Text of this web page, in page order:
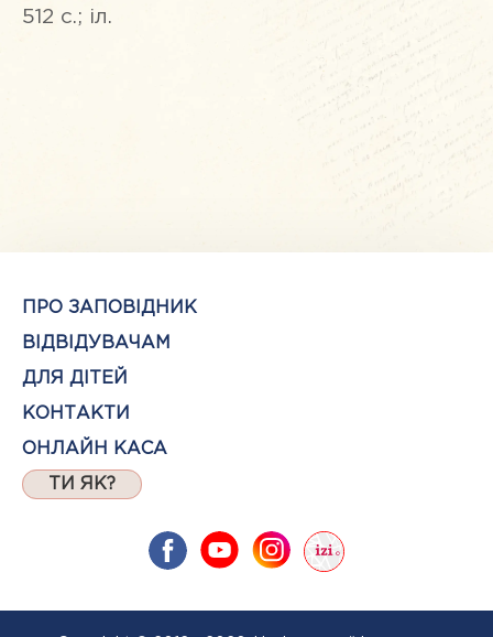
512 с.; іл.
ПРО ЗАПОВІДНИК
ВІДВІДУВАЧАМ
ДЛЯ ДІТЕЙ
КОНТАКТИ
ОНЛАЙН КАСА
ТИ ЯК?